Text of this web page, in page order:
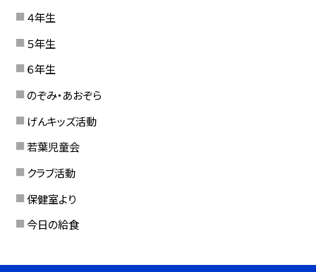
４年生
５年生
６年生
のぞみ・あおぞら
げんキッズ活動
若葉児童会
クラブ活動
保健室より
今日の給食